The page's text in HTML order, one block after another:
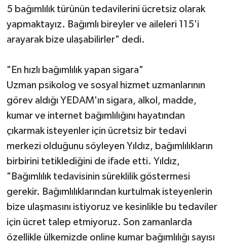
5 bağımlılık türünün tedavilerini ücretsiz olarak
yapmaktayız. Bağımlı bireyler ve aileleri 115'i
arayarak bize ulaşabilirler" dedi.
"En hızlı bağımlılık yapan sigara"
Uzman psikolog ve sosyal hizmet uzmanlarının
görev aldığı YEDAM'ın sigara, alkol, madde,
kumar ve internet bağımlılığını hayatından
çıkarmak isteyenler için ücretsiz bir tedavi
merkezi olduğunu söyleyen Yıldız, bağımlılıkların
birbirini tetiklediğini de ifade etti. Yıldız,
"Bağımlılık tedavisinin süreklilik göstermesi
gerekir. Bağımlılıklarından kurtulmak isteyenlerin
bize ulaşmasını istiyoruz ve kesinlikle bu tedaviler
için ücret talep etmiyoruz. Son zamanlarda
özellikle ülkemizde online kumar bağımlılığı sayısı